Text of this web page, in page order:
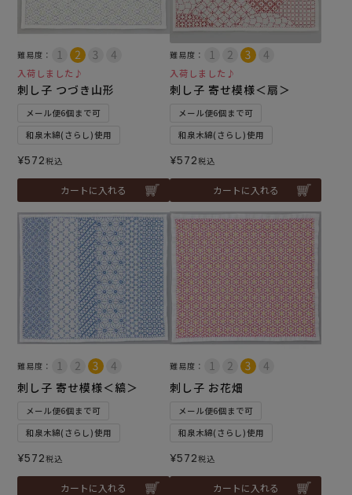
難易度：
入荷しました♪
刺し子 つづき山形
メール便6個まで可
和泉木綿(さらし)使用
¥572税込
カートに入れる
難易度：
入荷しました♪
刺し子 寄せ模様＜扇＞
メール便6個まで可
和泉木綿(さらし)使用
¥572税込
カートに入れる
難易度：
刺し子 寄せ模様＜縞＞
メール便6個まで可
和泉木綿(さらし)使用
¥572税込
カートに入れる
難易度：
刺し子 お花畑
メール便6個まで可
和泉木綿(さらし)使用
¥572税込
カートに入れる